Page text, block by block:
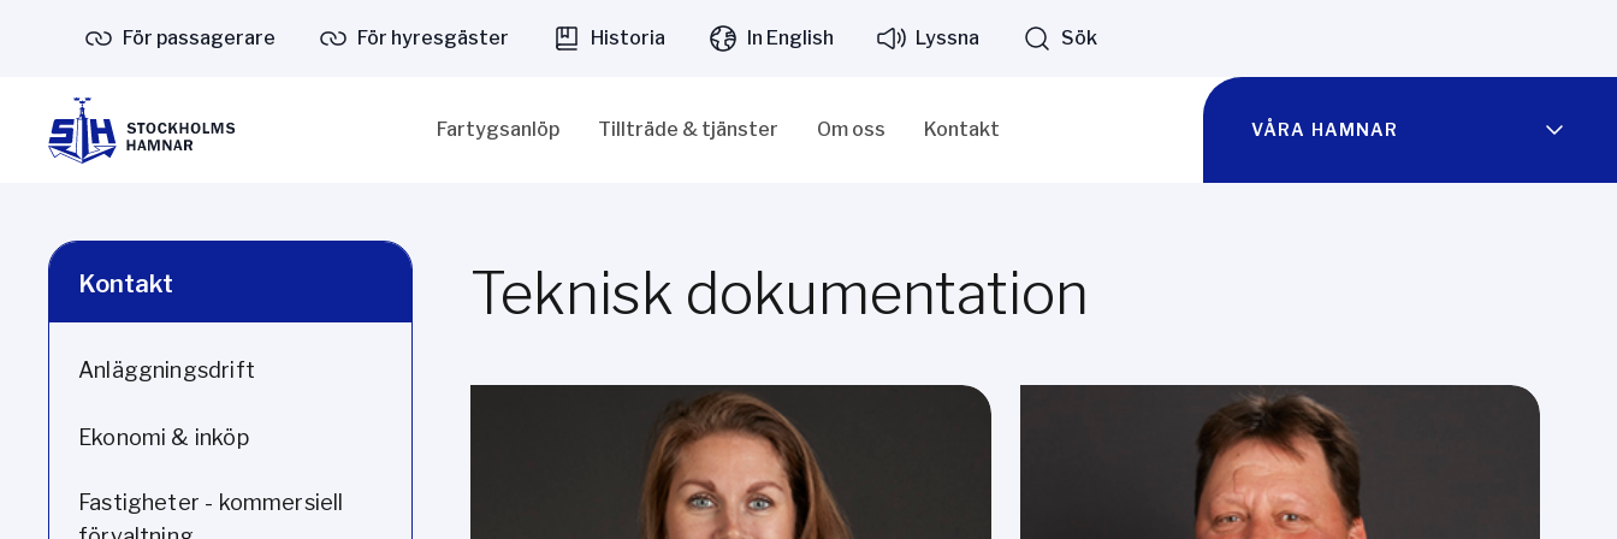
För passagerare För hyresgäster Historia In English Lyssna Sök
Fartygsanlöp Tillträde & tjänster Om oss Kontakt VÅRA HAMNAR
Kontakt
Anläggningsdrift
Ekonomi & inköp
Fastigheter - kommersiell
Teknisk dokumentation